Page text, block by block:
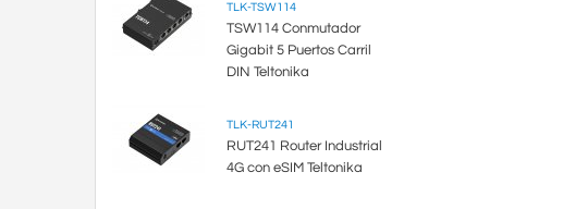
TLK-TSW114
TSW114 Conmutador
Gigabit 5 Puertos Carril
DIN Teltonika
TLK-RUT241
RUT241 Router Industrial
4G con eSIM Teltonika